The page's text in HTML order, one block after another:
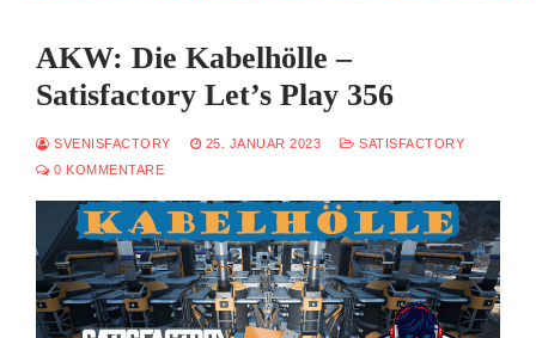
AKW: Die Kabelhölle –
Satisfactory Let’s Play 356
SVENISFACTORY 25. JANUAR 2023
SATISFACTORY
0 KOMMENTARE